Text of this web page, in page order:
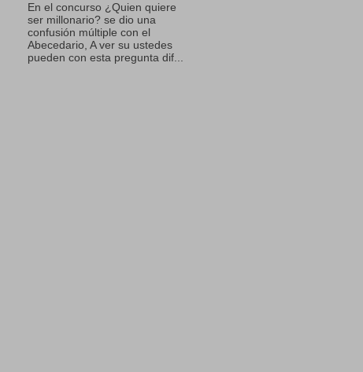
En el concurso ¿Quien quiere
ser millonario? se dio una
confusión múltiple con el
Abecedario, A ver su ustedes
pueden con esta pregunta dif...